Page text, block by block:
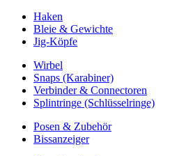
Haken
Bleie & Gewichte
Jig-Köpfe
Wirbel
Snaps (Karabiner)
Verbinder & Connectoren
Splintringe (Schlüsselringe)
Posen & Zubehör
Bissanzeiger